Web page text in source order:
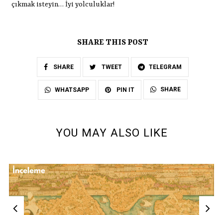
çıkmak isteyin… İyi yolculuklar!
SHARE THIS POST
SHARE TWEET TELEGRAM
WHATSAPP PIN IT SHARE
YOU MAY ALSO LIKE